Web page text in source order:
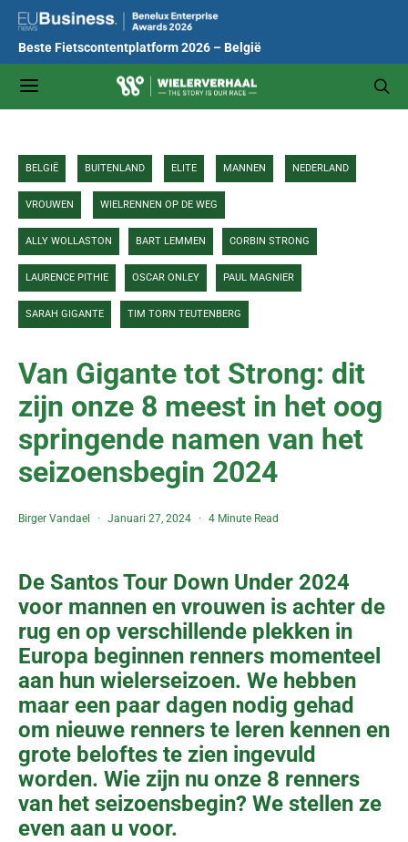
Beste Fietscontentplatform 2026 – België
BELGIË BUITENLAND ELITE MANNEN NEDERLAND
VROUWEN WIELRENNEN OP DE WEG
ALLY WOLLASTON BART LEMMEN CORBIN STRONG
LAURENCE PITHIE OSCAR ONLEY PAUL MAGNIER
SARAH GIGANTE TIM TORN TEUTENBERG
Van Gigante tot Strong: dit
zijn onze 8 meest in het oog
springende namen van het
seizoensbegin 2024
Birger Vandael Januari 27, 2024 4 Minute Read
De Santos Tour Down Under 2024
voor mannen en vrouwen is achter de
rug en op verschillende plekken in
Europa beginnen renners momenteel
aan hun wielerseizoen. We hebben
maar een paar dagen nodig gehad
om nieuwe renners te leren kennen en
grote beloftes te zien ingevuld
worden. Wie zijn nu onze 8 renners
van het seizoensbegin? We stellen ze
even aan u voor.